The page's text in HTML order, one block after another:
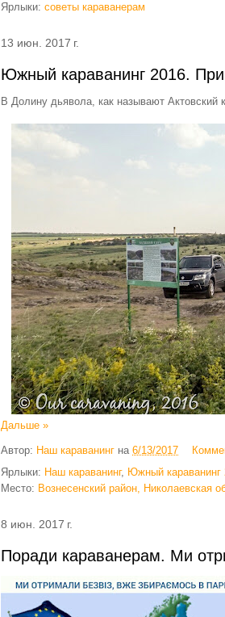
Ярлыки: советы караванерам
13 июн. 2017 г.
Южный караванинг 2016.
В Долину дьявола, как называют Актовский
Дальше »
Автор: Наш караванинг на 6/13/2017
Ярлыки: Наш караванинг, Южный караванинг
Место: Вознесенский район, Николаевская
8 июн. 2017 г.
Поради караванерам. Ми